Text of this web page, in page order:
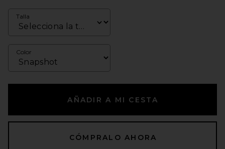
Talla
Color
AÑADIR A MI CESTA
CÓMPRALO AHORA